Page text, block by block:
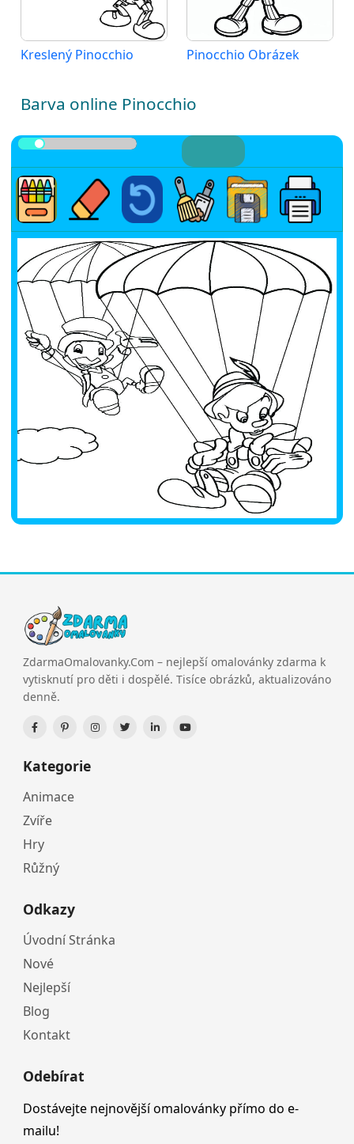
Kreslený Pinocchio Pinocchio Obrázek
Barva online Pinocchio
ZdarmaOmalovanky.Com – nejlepší omalovánky zdarma k
vytisknutí pro děti i dospělé. Tisíce obrázků, aktualizováno
denně.
Kategorie
Animace
Zvíře
Hry
Růžný
Odkazy
Úvodní Stránka
Nové
Nejlepší
Blog
Kontakt
Odebírat
Dostávejte nejnovější omalovánky přímo do e-
mailu!